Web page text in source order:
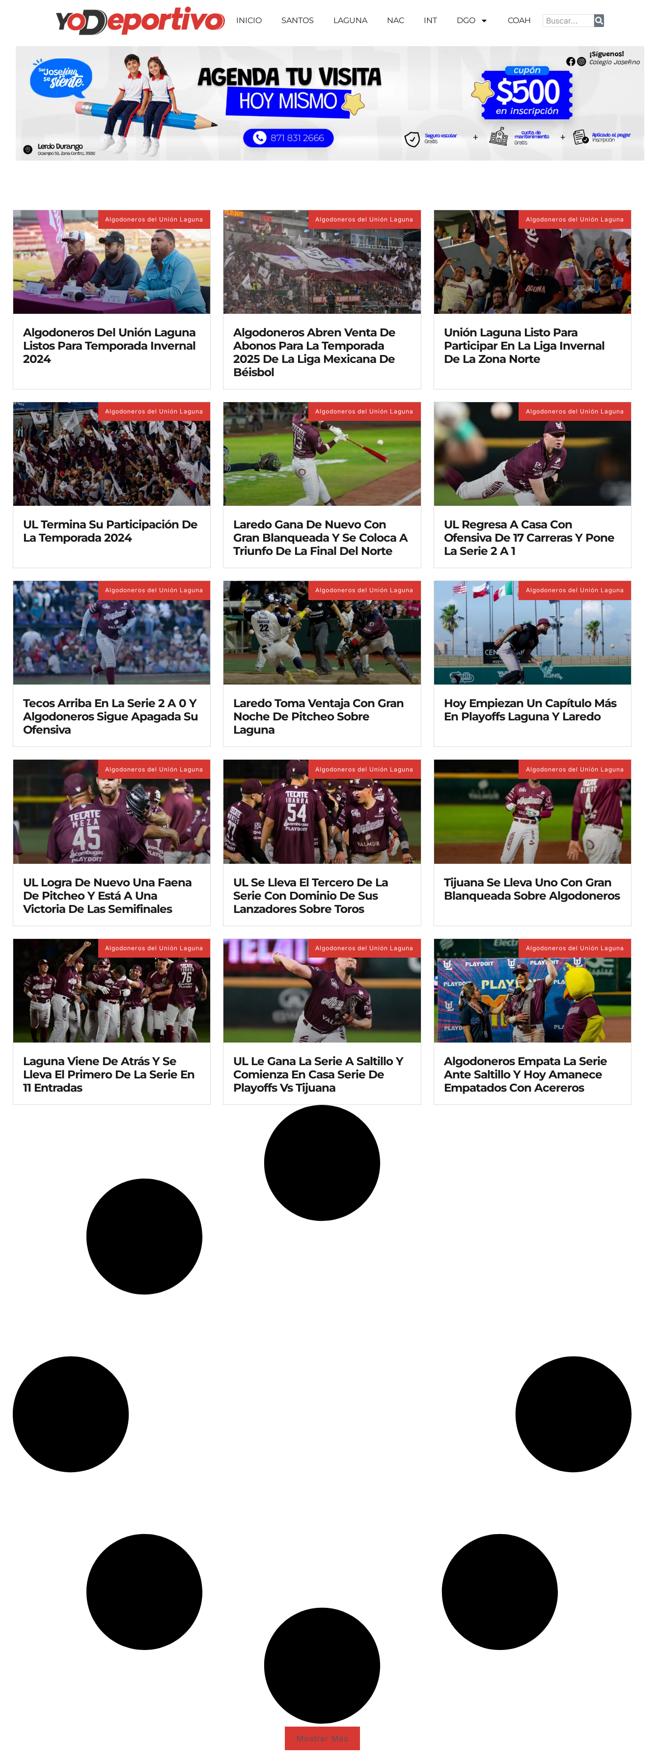
INICIO SANTOS LAGUNA NAC INT DGO COAH
Algodoneros del Unión Laguna
Algodoneros Del Unión Laguna
Listos Para Temporada Invernal
2024
Algodoneros del Unión Laguna
Algodoneros Abren Venta De
Abonos Para La Temporada
2025 De La Liga Mexicana De
Béisbol
Algodoneros del Unión Laguna
Unión Laguna Listo Para
Participar En La Liga Invernal
De La Zona Norte
Algodoneros del Unión Laguna
UL Termina Su Participación De
La Temporada 2024
Algodoneros del Unión Laguna
Laredo Gana De Nuevo Con
Gran Blanqueada Y Se Coloca A
Triunfo De La Final Del Norte
Algodoneros del Unión Laguna
UL Regresa A Casa Con
Ofensiva De 17 Carreras Y Pone
La Serie 2 A 1
Algodoneros del Unión Laguna
Tecos Arriba En La Serie 2 A 0 Y
Algodoneros Sigue Apagada Su
Ofensiva
Algodoneros del Unión Laguna
Laredo Toma Ventaja Con Gran
Noche De Pitcheo Sobre
Laguna
Algodoneros del Unión Laguna
Hoy Empiezan Un Capítulo Más
En Playoffs Laguna Y Laredo
Algodoneros del Unión Laguna
UL Logra De Nuevo Una Faena
De Pitcheo Y Está A Una
Victoria De Las Semifinales
Algodoneros del Unión Laguna
UL Se Lleva El Tercero De La
Serie Con Dominio De Sus
Lanzadores Sobre Toros
Algodoneros del Unión Laguna
Tijuana Se Lleva Uno Con Gran
Blanqueada Sobre Algodoneros
Algodoneros del Unión Laguna
Laguna Viene De Atrás Y Se
Lleva El Primero De La Serie En
11 Entradas
Algodoneros del Unión Laguna
UL Le Gana La Serie A Saltillo Y
Comienza En Casa Serie De
Playoffs Vs Tijuana
Algodoneros del Unión Laguna
Algodoneros Empata La Serie
Ante Saltillo Y Hoy Amanece
Empatados Con Acereros
Mostrar Más